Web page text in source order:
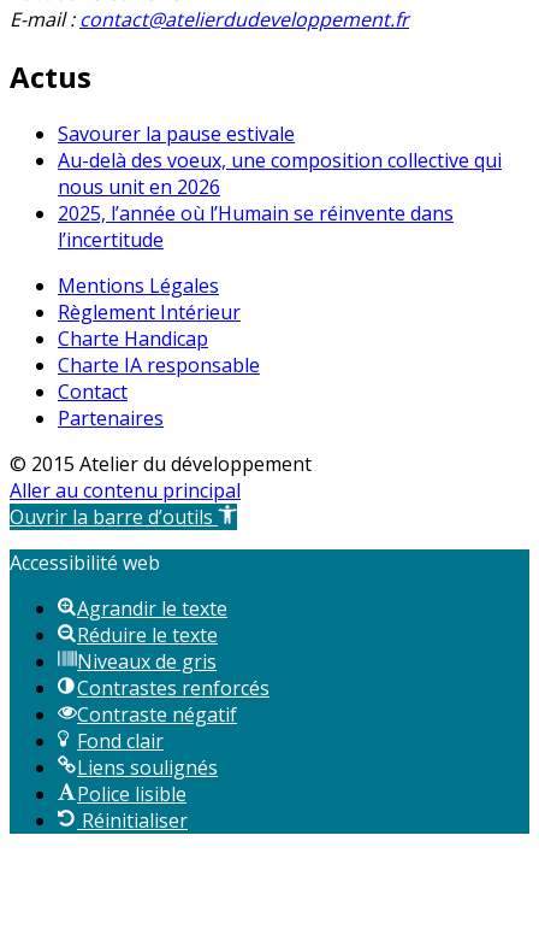
E-mail :contact@atelierdudeveloppement.fr
Actus
Savourer la pause estivale
Au-delà des voeux, une composition collective qui
nous unit en 2026
2025, l’année où l’Humain se réinvente dans
l’incertitude
Mentions Légales
Règlement Intérieur
Charte Handicap
Charte IA responsable
Contact
Partenaires
© 2015 Atelier du développement
Aller au contenu principal
Ouvrir la barre d’outils
Accessibilité web
Agrandir le texte
Réduire le texte
Niveaux de gris
Contrastes renforcés
Contraste négatif
Fond clair
Liens soulignés
Police lisible
Réinitialiser